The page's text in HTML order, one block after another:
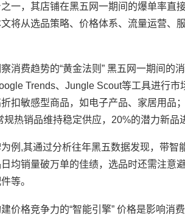
一，其店铺在黑五网一期间的爆单率直
将从选品策略、价格体系、流量运营、
消费趋势的“黄金法则” 黑五网一期间
Trends、Jungle Scout等工具进行
扣敏感型商品，如电子产品、家居用品
规热销品维持稳定供应，20%的潜力新
例,其通过分析往年黑五数据发现，带
均销量破万单的佳绩，选品时还需注意
等。
价格竞争力的“智能引擎” 价格是影响消